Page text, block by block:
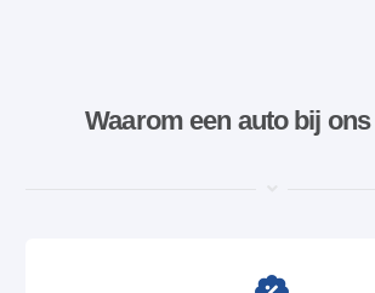
Waarom een ​​auto bij